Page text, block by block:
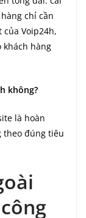
chỉ cần
Voip24h,
khách hàng
không?
là hoàn
theo đúng tiêu